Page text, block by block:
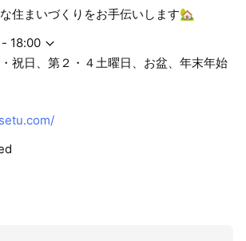
住まいづくりをお手伝いします🏡
18:00
祝日、第２・４土曜日、お盆、年末年始